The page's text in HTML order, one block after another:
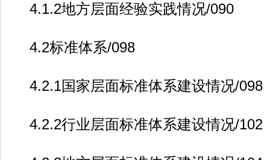
4.1.2地方层面经验实践情况/090
4.2标准体系/098
4.2.1国家层面标准体系建设情况/098
4.2.2行业层面标准体系建设情况/102